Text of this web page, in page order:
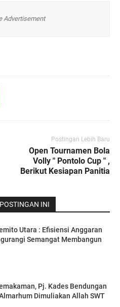
Advertisement
Postingan Lebih Baru
Open Tournamen Bola
Volly " Pontolo Cup " ,
Berikut Kesiapan Panitia
INI
Utara : Efisiensi Anggaran
Semangat Membangun
Pj. Kades Bendungan
Dimuliakan Allah SWT